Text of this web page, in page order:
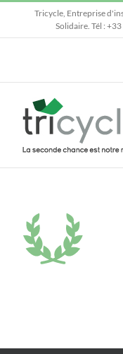
contenu
Tricycle, Entreprise
Solidaire. Tél :